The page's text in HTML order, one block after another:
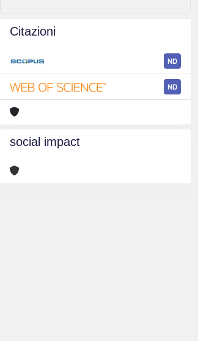
Citazioni
ND
ND
social impact